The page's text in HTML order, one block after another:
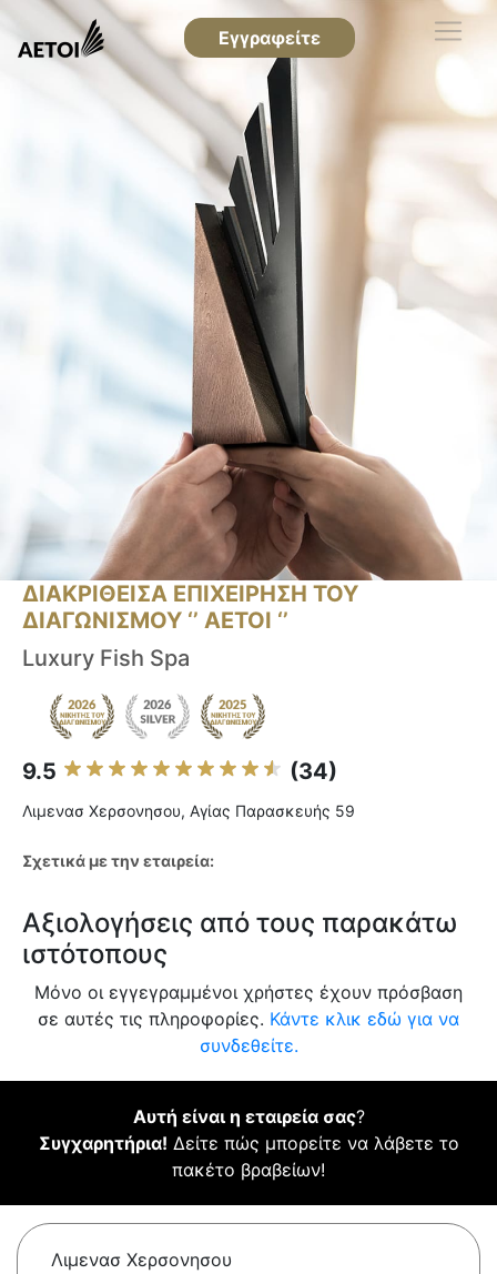
Εγγραφείτε
ΔΙΑΚΡΙΘΕΙΣΑ ΕΠΙΧΕΙΡΗΣΗ ΤΟΥ
ΔΙΑΓΩΝΙΣΜΟΥ ‘’ ΑΕΤΟΙ ‘’
Luxury Fish Spa
9.5 (34)
Λιμενασ Χερσονησου, Αγίας Παρασκευής 59
Σχετικά με την εταιρεία:
Αξιολογήσεις από τους παρακάτω
ιστότοπους
Μόνο οι εγγεγραμμένοι χρήστες έχουν πρόσβαση
σε αυτές τις πληροφορίες. Κάντε κλικ εδώ για να
συνδεθείτε.
Αυτή είναι η εταιρεία σας?
Συγχαρητήρια! Δείτε πώς μπορείτε να λάβετε το
πακέτο βραβείων!
Λιμενασ Χερσονησου